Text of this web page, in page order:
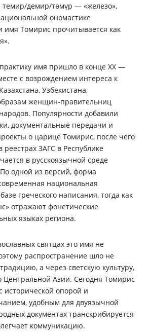
демир/төмүр — «железо»,
ономастике
имя Томирис прочитывается как
имя пришло в конце XX —
с возрождением интереса к
Узбекистана,
женщин-правительниц
Популярности добавили
документальные передачи и
о царице Томирис, после чего
реестрах ЗАГС в Республике
в русскоязычной среде
одной из версий, форма
национальная
греческого написания, тогда как
отражают фонетические
языках региона.
святцах это имя не
распространение шло не
а через светскую культуру,
Центральной Азии. Сегодня Томирис
исторической опорой и
удобным для двуязычной
документах транскрибируется
коммуникацию.